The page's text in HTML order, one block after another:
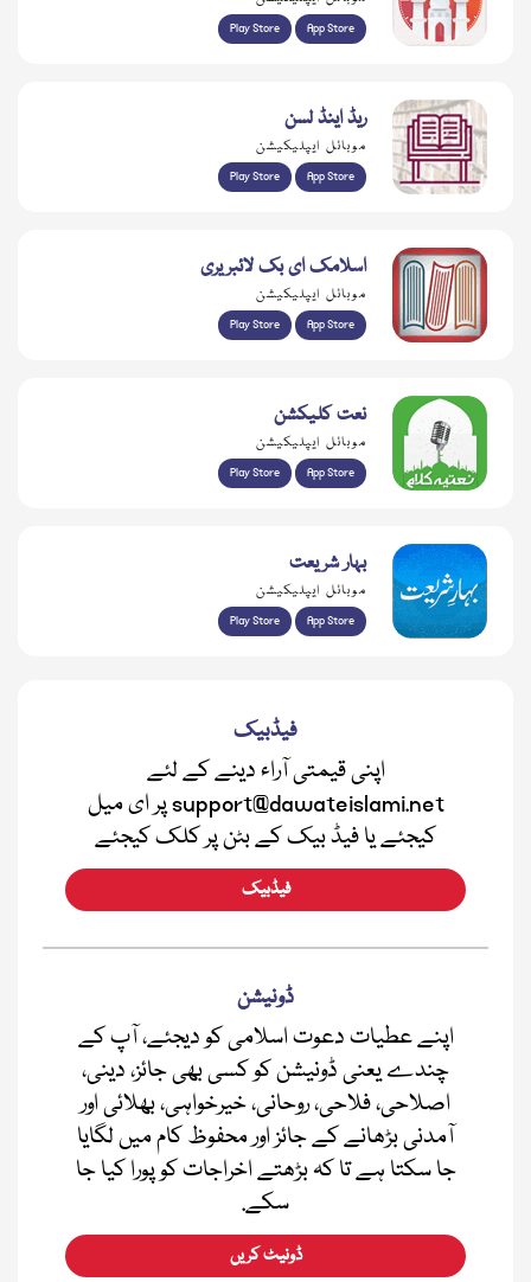
Play Store App Store
ریڈ اینڈ لسن
موبائل ایپلیکیشن
Play Store App Store
اسلامک ای بک لائبریری
موبائل ایپلیکیشن
Play Store App Store
نعت کلیکشن
موبائل ایپلیکیشن
Play Store App Store
بہار شریعت
موبائل ایپلیکیشن
Play Store App Store
فیڈبیک
اپنی قیمتی آراء دینے کے لئے
support@dawateislami.net پر ای میل
کیجئے یا فیڈ بیک کے بٹن پر کلک کیجئے
فیڈبیک
ڈونیشن
اپنے عطیات دعوت اسلامی کو دیجئے، آپ کے
چندے یعنی ڈونیشن کو کسی بھی جائز، دینی،
اصلاحی، فلاحی، روحانی، خیرخواہی، بھلائی اور
آمدنی بڑھانے کے جائز اور محفوظ کام میں لگایا
جا سکتا ہے تا کہ بڑھتے اخراجات کو پورا کیا جا
سکے.
ڈونیٹ کریں